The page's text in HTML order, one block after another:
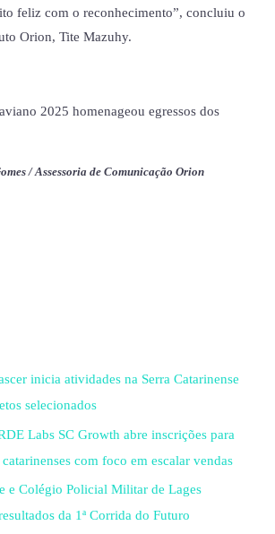
feliz com o reconhecimento”, concluiu o
Orion, Tite Mazuhy.
2025 homenageou egressos dos
/ Assessoria de Comunicação Orion
inicia atividades na Serra Catarinense
selecionados
Labs SC Growth abre inscrições para
com foco em escalar vendas
e Colégio Policial Militar de Lages
da 1ª Corrida do Futuro